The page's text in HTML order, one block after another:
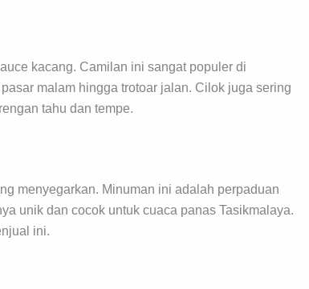
kacang. Camilan ini sangat populer di
malam hingga trotoar jalan. Cilok juga sering
tahu dan tempe.
menyegarkan. Minuman ini adalah perpaduan
unik dan cocok untuk cuaca panas Tasikmalaya.
ini.